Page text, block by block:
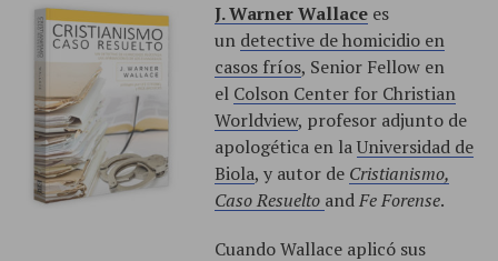
J. Warner Wallace es
un detective de homicidio en
casos fríos, Senior Fellow en
el Colson Center for Christian
Worldview, profesor adjunto de
apologética en laUniversidad de
Biola, y autor de Cristianismo,
Caso Resuelto andFe Forense.
Cuando Wallace aplicó sus